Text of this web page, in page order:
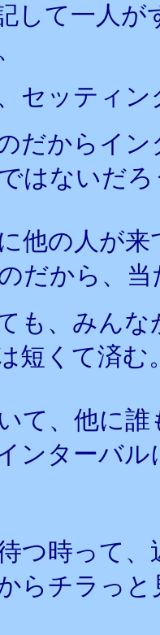
して一人
セッティ
だからイ
はないだろ
他の人が
だから、
も、みん
短くて済む
て、他に
ンターバ
つ時って
らチラっ